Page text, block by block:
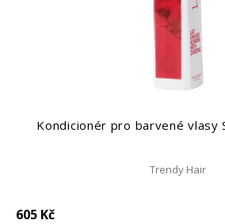
Kondicionér pro barvené vlasy
Trendy Hair
605 Kč